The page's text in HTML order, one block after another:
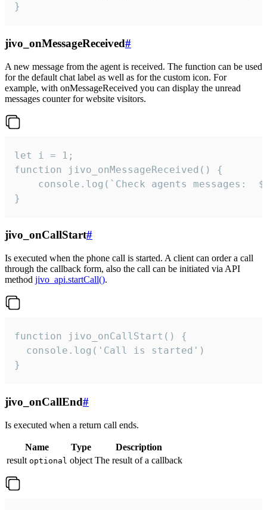
}
jivo_onMessageReceived#
A new message from the agent is received. The function can be used
for the default chat label as well as for the custom icon. For
example, with onMessageReceived you can display the unread
messages counter for website visitors.
let i = 1;
function jivo_onMessageReceived() {
}
jivo_onCallStart#
Is executed when the phone call is started. A client can order a call
through the callback form, also the call can be initiated via API
method jivo_api.startCall().
function jivo_onCallStart() {
  console.log('Call is started')
}
jivo_onCallEnd#
Is executed when a return call ends.
Name Type
Description
result optional object The result of a callback